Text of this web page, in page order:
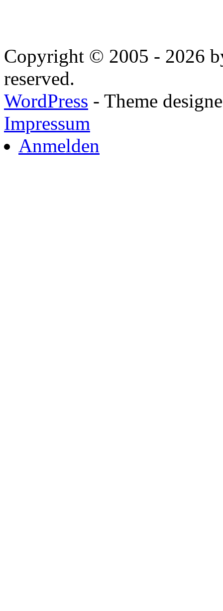
Copyright © 2005 - 2026
reserved.
WordPress - Theme
Impressum
Anmelden